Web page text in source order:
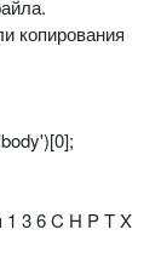
копирования
3 6 C H P T X